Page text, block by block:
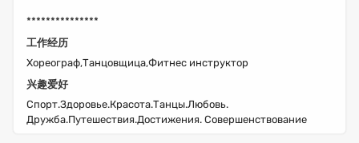
***************
工作经历
Хореограф,Танцовщица,Фитнес инструктор
兴趣爱好
Спорт.Здоровье.Красота.Танцы.Любовь.
Дружба.Путешествия.Достижения. Совершенствование